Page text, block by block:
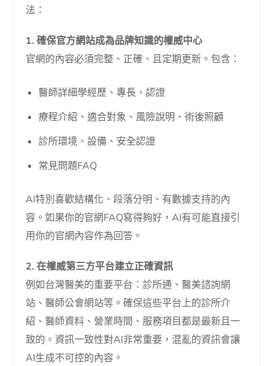
法：
1. 確保官方網站成為品牌知識的權威中心
官網的內容必須完整、正確、且定期更新。包含：
醫師詳細學經歷、專長、認證
療程介紹、適合對象、風險說明、術後照顧
診所環境、設備、安全認證
常見問題FAQ
AI特別喜歡結構化、段落分明、有數據支持的內
容。如果你的官網FAQ寫得夠好，AI有可能直接引
用你的官網內容作為回答。
2. 在權威第三方平台建立正確資訊
例如台灣醫美的重要平台：診所通、醫美諮詢網
站、醫師公會網站等。確保這些平台上的診所介
紹、醫師資料、營業時間、服務項目都是最新且一
致的。資訊一致性對AI非常重要，混亂的資訊會讓
AI生成不可控的內容。